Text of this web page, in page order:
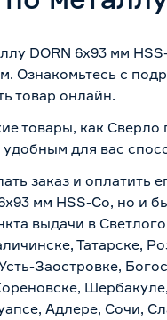
DORN 6х93 мм
Ознакомьтесь с
товар онлайн.
товары, как
удобным для вас
заказ и оплатить
мм HSS-Co, но и
выдачи в
Татарске,
Заостровке,
Адлере, Сочи,